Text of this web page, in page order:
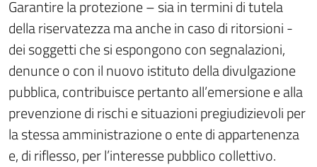
Garantire la protezione – sia in termini di tutela
della riservatezza ma anche in caso di ritorsioni -
dei soggetti che si espongono con segnalazioni,
denunce o con il nuovo istituto della divulgazione
pubblica, contribuisce pertanto all’emersione e alla
prevenzione di rischi e situazioni pregiudizievoli per
la stessa amministrazione o ente di appartenenza
e, di riflesso, per l’interesse pubblico collettivo.